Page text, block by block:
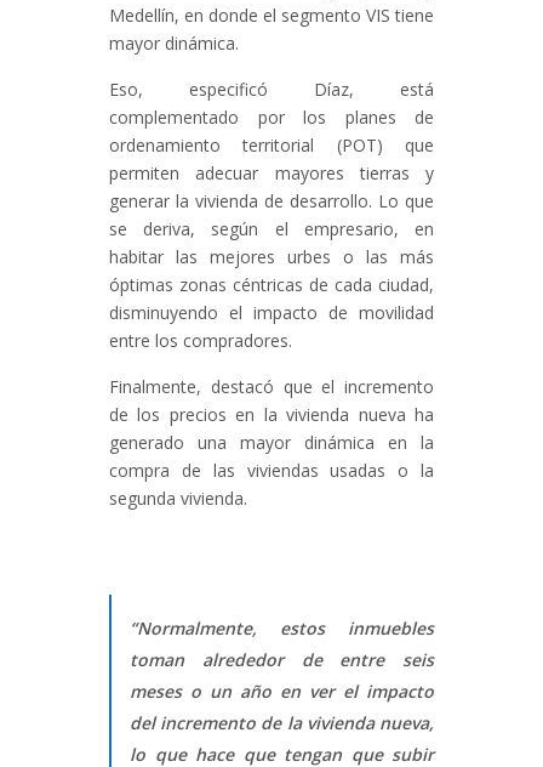
Medellín, en donde el segmento VIS tiene
mayor dinámica.
Eso, especificó Díaz, está
complementado por los planes de
ordenamiento territorial (POT) que
permiten adecuar mayores tierras y
generar la vivienda de desarrollo. Lo que
se deriva, según el empresario, en
habitar las mejores urbes o las más
óptimas zonas céntricas de cada ciudad,
disminuyendo el impacto de movilidad
entre los compradores.
Finalmente, destacó que el incremento
de los precios en la vivienda nueva ha
generado una mayor dinámica en la
compra de las viviendas usadas o la
segunda vivienda.
“Normalmente, estos inmuebles
toman alrededor de entre seis
meses o un año en ver el impacto
del incremento de la vivienda nueva,
lo que hace que tengan que subir